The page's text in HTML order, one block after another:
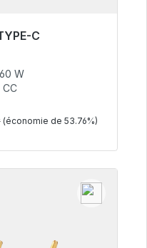
C
€
W
CC
(économie de 53.76%)